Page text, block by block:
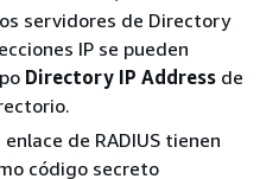
servidores de Directory
IP se pueden
Directory IP Address de
de RADIUS tienen
código secreto